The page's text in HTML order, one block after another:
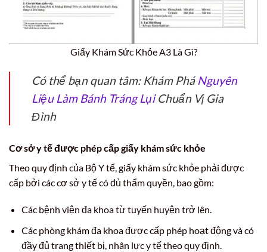
Giấy Khám Sức Khỏe A3 Là Gì?
Có thể bạn quan tâm: Khám Phá Nguyên
Liệu Làm Bánh Tráng LụiChuẩn Vị Gia
Đình
Cơ sở y tế được phép cấp giấy khám sức khỏe
Theo quy định của Bộ Y tế, giấy khám sức khỏe phải được
cấp bởi các cơ sở y tế có đủ thẩm quyền, bao gồm:
Các bệnh viện đa khoa từ tuyến huyện trở lên.
Các phòng khám đa khoa được cấp phép hoạt động và có
đầy đủ trang thiết bị, nhân lực y tế theo quy định.